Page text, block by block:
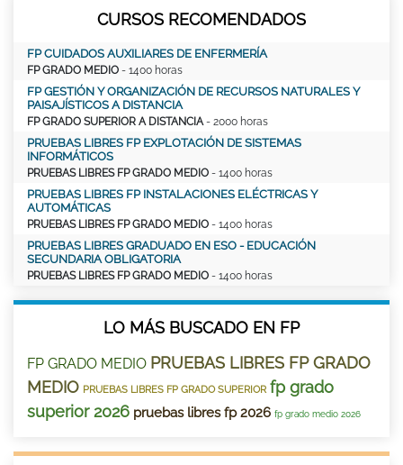
CURSOS RECOMENDADOS
FP CUIDADOS AUXILIARES DE ENFERMERÍA
FP GRADO MEDIO - 1400 horas
FP GESTIÓN Y ORGANIZACIÓN DE RECURSOS NATURALES Y
PAISAJÍSTICOS A DISTANCIA
FP GRADO SUPERIOR A DISTANCIA - 2000 horas
PRUEBAS LIBRES FP EXPLOTACIÓN DE SISTEMAS
INFORMÁTICOS
PRUEBAS LIBRES FP GRADO MEDIO - 1400 horas
PRUEBAS LIBRES FP INSTALACIONES ELÉCTRICAS Y
AUTOMÁTICAS
PRUEBAS LIBRES FP GRADO MEDIO - 1400 horas
PRUEBAS LIBRES GRADUADO EN ESO - EDUCACIÓN
SECUNDARIA OBLIGATORIA
PRUEBAS LIBRES FP GRADO MEDIO - 1400 horas
LO MÁS BUSCADO EN FP
FP GRADO MEDIO PRUEBAS LIBRES FP GRADO
MEDIO PRUEBAS LIBRES FP GRADO SUPERIOR fp grado
superior 2026 pruebas libres fp 2026 fp grado medio 2026